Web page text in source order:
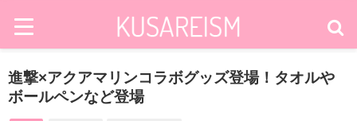
進撃×アクアマリンコラボグッズ登場！タオルや
ボールペンなど登場